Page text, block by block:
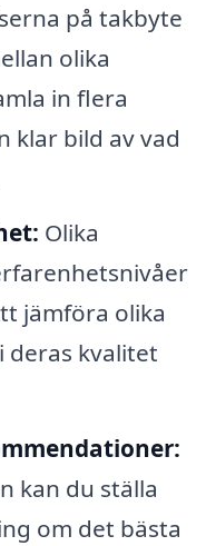
på takbyte
olika
in flera
klar bild av vad
Olika
jämföra olika
deras kvalitet
kan du ställa
om det bästa